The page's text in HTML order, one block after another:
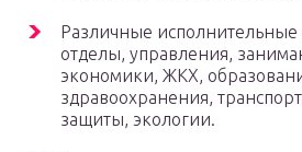
Различные
отделы, управления,
экономики, ЖКХ,
здравоохранения,
защиты, экологии.